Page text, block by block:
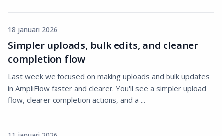
18 januari 2026
Simpler uploads, bulk edits, and cleaner
completion flow
Last week we focused on making uploads and bulk updates
in AmpliFlow faster and clearer. You'll see a simpler upload
flow, clearer completion actions, and a ...